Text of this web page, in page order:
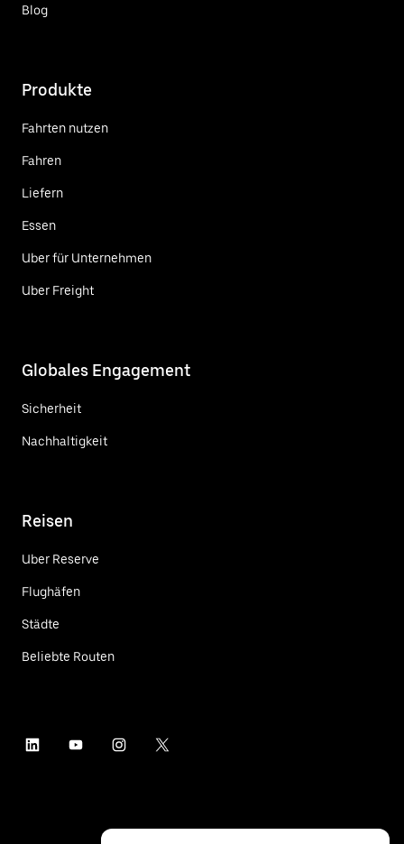
Blog
Produkte
Fahrten nutzen
Fahren
Liefern
Essen
Uber für Unternehmen
Uber Freight
Globales Engagement
Sicherheit
Nachhaltigkeit
Reisen
Uber Reserve
Flughäfen
Städte
Beliebte Routen